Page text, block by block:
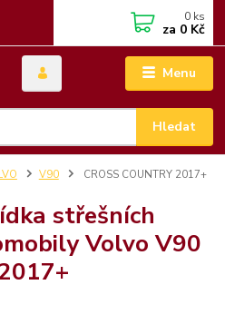
Menu
Hledat
0 ks
za 0 Kč
V90 CROSS COUNTRY 2017+
střešních
Volvo V90